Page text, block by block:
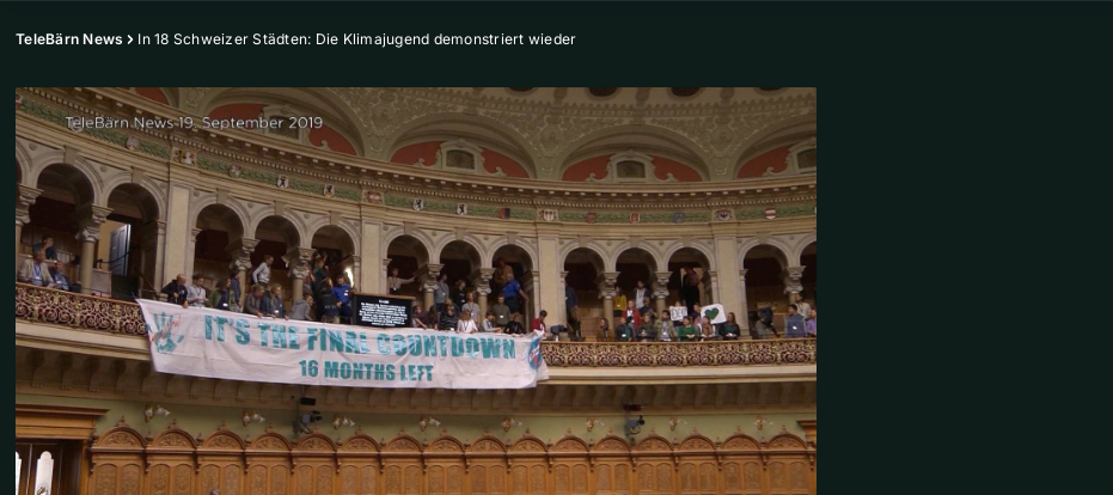
TeleBärn News In 18 Schweizer Städten: Die Klimajugend demonstriert wieder